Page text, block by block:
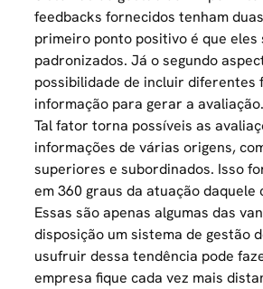
feedbacks fornecidos tenham
primeiro ponto positivo é que eles
padronizados. Já o segundo
possibilidade de incluir diferentes
informação para gerar a avaliação.
Tal fator torna possíveis as
informações de várias origens,
superiores e subordinados. Isso
em 360 graus da atuação daquele
Essas são apenas algumas das
disposição um sistema de gestão
usufruir dessa tendência pode
empresa fique cada vez mais